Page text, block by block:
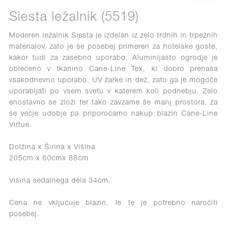
Siesta ležalnik (5519)
Moderen ležalnik Siesta je izdelan iz zelo trdnih in trpežnih
materialov, zato je še posebej primeren za hotelske goste,
kakor tudi za zasebno uporabo. Aluminijasto ogrodje je
oblečeno v tkanino Cane-Line Tex, ki dobro prenaša
vsakodnevno uporabo, UV žarke in dež, zato ga je mogoče
uporabljati po vsem svetu v katerem koli podnebju. Zelo
enostavno se zloži ter tako zavzame še manj prostora, za
še večje udobje pa priporočamo nakup blazin Cane-Line
Virtue.
Dolžina x Širina x Višina
205cm x 60cmx 88cm
Višina sedalnega dela 34cm.
Cena ne vključuje blazin, le te je potrebno naročiti
posebej.